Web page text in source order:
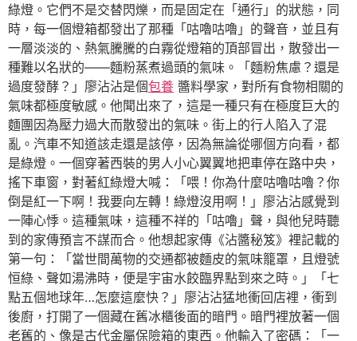
綠燈。它們不是交替閃爍，而是固定在「通行」的狀態，同
時，每一個燈箱都發出了那種「咕嚕咕嚕」的聲音，並且有
一層淡淡的、熱氣騰騰的白霧從燈箱的頂部冒出，散發出一
種難以名狀的——麵粉蒸煮過頭的氣味。「麵粉焦慮？還是
過度發酵？」廖沾沾是個包養 醬料學家，對所有食物相關的
氣味都極度敏感。他聞出來了，這是一種只有在極度巨大的
麵團因為壓力過大而散發出的氣味。街上的行人陷入了混
亂。汽車不知道該走還是該停，因為無論從哪個方向看，都
是綠燈。一個穿著西裝的男人小心翼翼地把車停在路中央，
搖下車窗，對著紅綠燈大喊：「喂！你為什麼咕嚕咕嚕？你
倒是紅一下啊！我要向左轉！綠燈沒用啊！」廖沾沾感覺到
一陣心悸。這種氣味，這種不祥的「咕嚕」聲，與他兒時聽
到的家傳預言不謀而合。他想起家傳《沾醬秘笈》裡記載的
第一句：「當世間萬物的交通都被麵皮的氣味籠罩，且燈號
恒綠、聲如湯沸時，便是宇宙水餃臨界點到來之時。」「七
點五個地球年…怎麼這麼快？」廖沾沾猛地衝回店裡，衝到
後廚，打開了一個藏在舊冰櫃後面的暗門。暗門裡放著一個
老舊的、像是古代金屬保險箱的東西。他輸入了密碼：「一